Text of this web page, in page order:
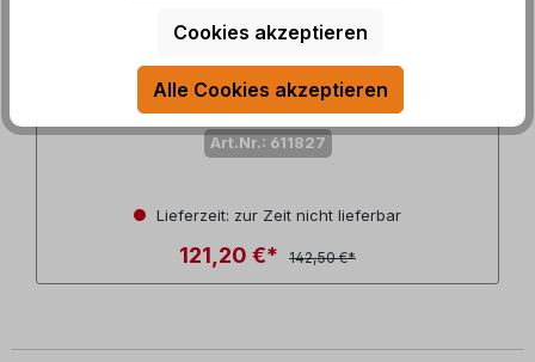
Dukdalf Stuhl DYNAMIC Standard blau
4611
Art.Nr.: 611827
Lieferzeit: zur Zeit nicht lieferbar
121,20 €* 142,50 €*
Cookies akzeptieren
Alle Cookies akzeptieren